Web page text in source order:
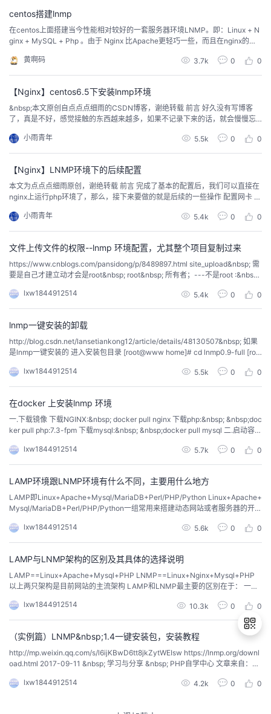
centos搭建lnmp
在centos上面搭建当今性能相对较好的一套服务器环境LNMP。即：Linux + N
ginx + MySQL + Php 。由于 Nginx 比Apache更轻巧一些，而且在nginx的官
种大并发量的时候，使用Nginx 来作为服务器程序确实是一个不错的选择...
黄啊码 3.7k 0 0
【Nginx】centos6.5下安装lnmp环境
&nbsp;本文原创自点点点细雨的CSDN博客，谢绝转载 前言 好久没有写博客
了，真是不好，感觉接触的东西越来越多，如果不记录下来的话，就会慢慢忘
采用nginx作为服务器，承载更多的接口访问。 准备工作 centos6.5的虚拟机一
台，重新装的系统，...
小雨青年 5.5k 0 0
【Nginx】LNMP环境下的后续配置
本文为点点点细雨原创，谢绝转载 前言 完成了基本的配置后，我们可以直接在
nginx上运行php环境了，那么，接下来要做的就是后续的一些操作 配置网卡 由
查看虚拟机配置，虚拟机采用的是Mac上的这个 然后修改网卡配置文件，改...
小雨青年 5.4k 0 0
文件上传文件的权限--lnmp 环境配置，尤其整个项目复制过来
https://www.cnblogs.com/pansidong/p/8489897.html site_upload&nbsp; 需
要是自己才建立动才会是root&nbsp; root&nbsp; 所有者；---不是root :&nbsp;
lxw1844912514
5.4k 0 0
lnmp一键安装的卸载
http://blog.csdn.net/lansetiankong12/article/details/48130507&nbsp; 如果
是lnmp一键安装的 进入安装包目录 [root@www home]# cd lnmp0.9-full [roo
lxw1844912514
5.5k 0 0
在docker 上安装lnmp 环境
一.下载镜像 下载NGINX:&nbsp; docker pull nginx 下载php:&nbsp; &nbsp;doc
ker pull php:7.3-fpm 下载mysql:&nbsp; &nbsp;docker pull mysql 二.启动容器
lxw1844912514
5.7k 0 0
LAMP环境跟LNMP环境有什么不同，主要用什么地方
LAMP即Linux+Apache+Mysql/MariaDB+Perl/PHP/Python Linux+Apache+
Mysql/MariaDB+Perl/PHP/Python一组常用来搭建动态网站或者服务器的开源
lxw1844912514
5.6k 0 0
LAMP与LNMP架构的区别及其具体的选择说明
LAMP==Linux+Apache+Mysql+PHP LNMP==Linux+Nginx+Mysql+PHP
以上两只架构是目前网站的主流架构 LAMP和LNMP最主要的区别在于： 一个
界是...lxw1844912514 10.3k 0 0
（实例篇）LNMP&nbsp;1.4一键安装包，安装教程
http://mp.weixin.qq.com/s/l6ijKBwD6tt8jkZytWEIsw https://lnmp.org/downl
oad.html 2017-09-11 &nbsp; 学习与分享 &nbsp; PHP自学中心 文章来自：LN
lxw1844912514
4.2k 0 0